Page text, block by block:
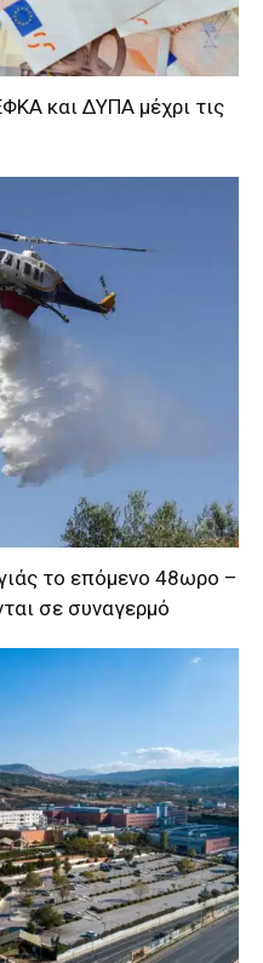
και ΔΥΠΑ μέχρι τις
το επόμενο 48ωρο –
σε συναγερμό